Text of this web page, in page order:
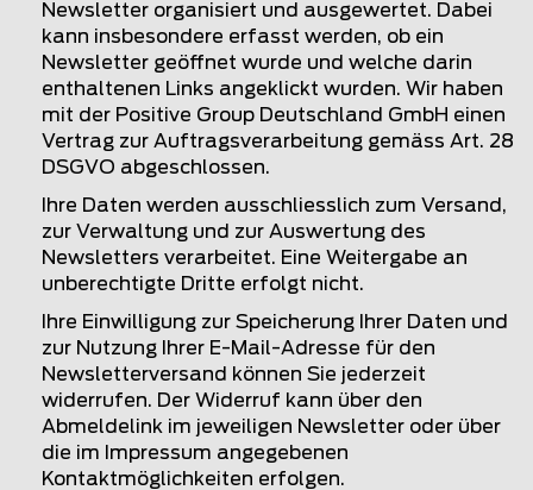
Newsletter organisiert und ausgewertet. Dabei
kann insbesondere erfasst werden, ob ein
Newsletter geöffnet wurde und welche darin
enthaltenen Links angeklickt wurden. Wir haben
mit der Positive Group Deutschland GmbH einen
Vertrag zur Auftragsverarbeitung gemäss Art. 28
DSGVO abgeschlossen.
Ihre Daten werden ausschliesslich zum Versand,
zur Verwaltung und zur Auswertung des
Newsletters verarbeitet. Eine Weitergabe an
unberechtigte Dritte erfolgt nicht.
Ihre Einwilligung zur Speicherung Ihrer Daten und
zur Nutzung Ihrer E-Mail-Adresse für den
Newsletterversand können Sie jederzeit
widerrufen. Der Widerruf kann über den
Abmeldelink im jeweiligen Newsletter oder über
die im Impressum angegebenen
Kontaktmöglichkeiten erfolgen.